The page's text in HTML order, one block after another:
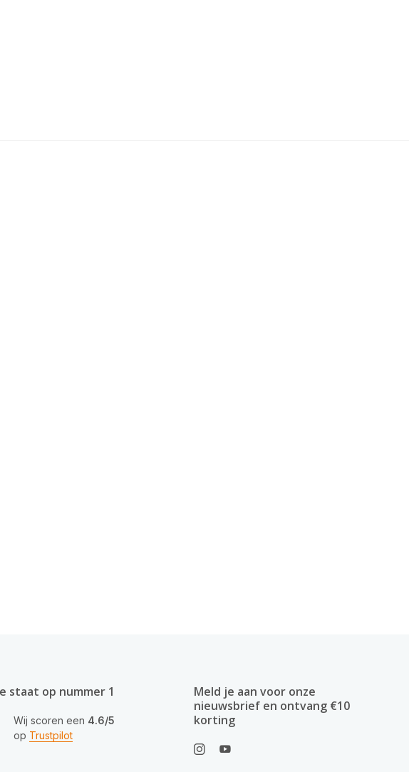
staat op nummer 1
Wij scoren een 4.6/5
op Trustpilot
Meld je aan voor onze
nieuwsbrief en ontvang €10
korting